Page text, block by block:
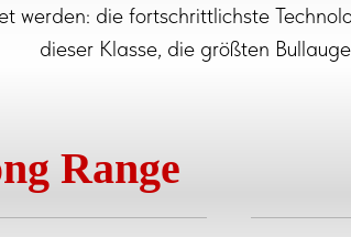
werden: die fortschrittlichste
dieser Klasse, die größten
Range